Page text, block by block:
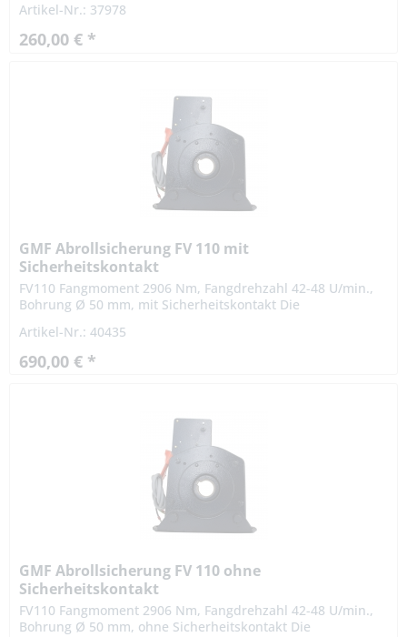
oder...
Artikel-Nr.: 37978
260,00 € *
GMF Abrollsicherung FV 110 mit
Sicherheitskontakt
FV110 Fangmoment 2906 Nm, Fangdrehzahl 42-48 U/min.,
Bohrung Ø 50 mm, mit Sicherheitskontakt Die
Prüfstelle der TÜV SÜD...
Artikel-Nr.: 40435
690,00 € *
GMF Abrollsicherung FV 110 ohne
Sicherheitskontakt
FV110 Fangmoment 2906 Nm, Fangdrehzahl 42-48 U/min.,
Bohrung Ø 50 mm, ohne Sicherheitskontakt Die